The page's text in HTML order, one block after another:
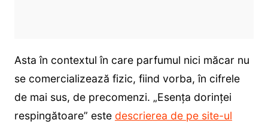
Asta în contextul în care parfumul nici măcar nu
se comercializează fizic, fiind vorba, în cifrele
de mai sus, de precomenzi. „Esența dorinței
respingătoare” este descrierea de pe site-ul